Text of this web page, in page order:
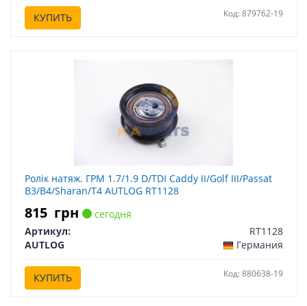
КУПИТЬ Код: 879762-19
Ролік натяж. ГРМ 1.7/1.9 D/TDI Caddy II/Golf III/Passat
B3/B4/Sharan/T4 AUTLOG RT1128
815 грн
сегодня
Артикул:
RT1128
AUTLOG
Германия
КУПИТЬ Код: 880638-19